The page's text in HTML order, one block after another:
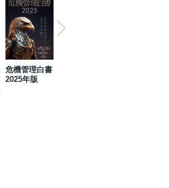
危機管理白書
2025年版